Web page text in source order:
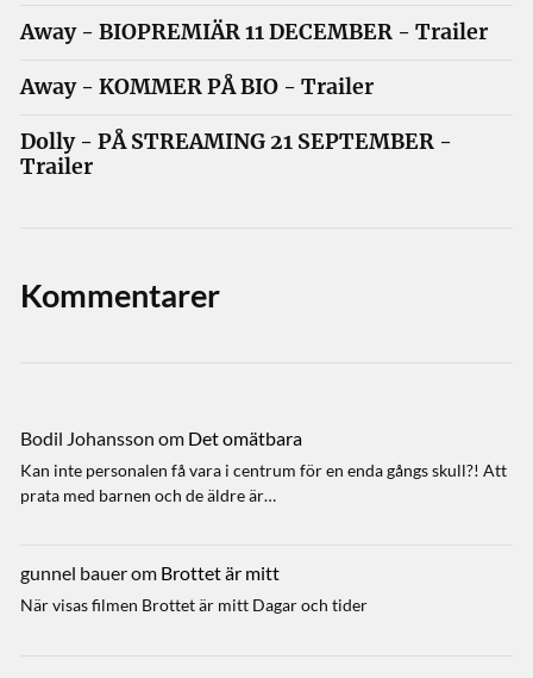
Away - BIOPREMIÄR 11 DECEMBER - Trailer
Away - KOMMER PÅ BIO - Trailer
Dolly - PÅ STREAMING 21 SEPTEMBER -
Trailer
Kommentarer
Bodil Johansson om Det omätbara
Kan inte personalen få vara i centrum för en enda gångs skull?! Att
prata med barnen och de äldre är…
gunnel bauerom Brottet är mitt
När visas filmen Brottet är mitt Dagar och tider